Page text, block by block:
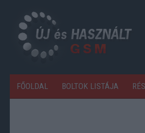
FŐOLDAL BOLTOK LISTÁJA